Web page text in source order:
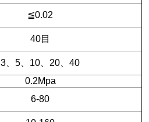
≦0.02
40目
3、5、10、20、40
0.2Mpa
6-80